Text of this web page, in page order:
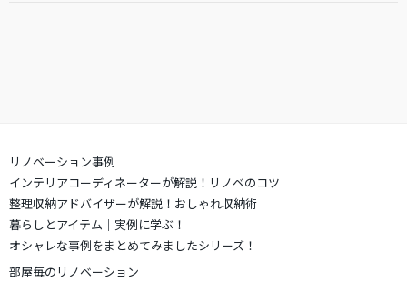
リノベーション事例
インテリアコーディネーターが解説！リノベのコツ
整理収納アドバイザーが解説！おしゃれ収納術
暮らしとアイテム｜実例に学ぶ！
オシャレな事例をまとめてみましたシリーズ！
部屋毎のリノベーション